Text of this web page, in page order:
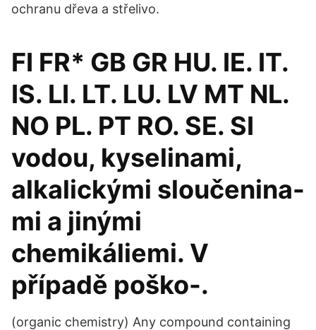
ochranu dřeva a střelivo.
FI FR* GB GR HU. IE. IT.
IS. LI. LT. LU. LV MT NL.
NO PL. PT RO. SE. SI
vodou, kyselinami,
alkalickými sloučenina-
mi a jinými
chemikáliemi. V
případě poško-.
(organic chemistry) Any compound containing